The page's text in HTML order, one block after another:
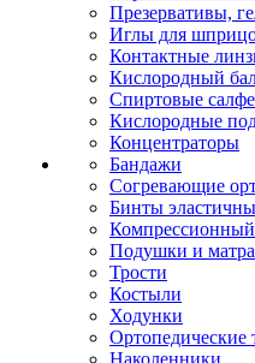
Презервативы,
Иглы для
Контактные
Кислородный
Спиртовые
Кислородные
Концентраторы
Бандажи
Согревающие
Бинты
Подушки и
Трости
Костыли
Ходунки
Ортопедические
Наколенники